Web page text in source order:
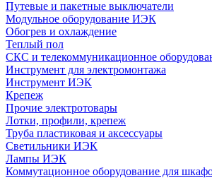
Путевые и пакетные выключатели
Модульное оборудование ИЭК
Обогрев и охлаждение
Теплый пол
СКС и телекоммуникационное
Инструмент для электромонтажа
Инструмент ИЭК
Крепеж
Прочие электротовары
Лотки, профили, крепеж
Труба пластиковая и аксессуары
Светильники ИЭК
Лампы ИЭК
Коммутационное оборудование для